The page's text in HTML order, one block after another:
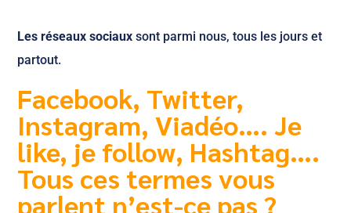
Les réseaux sociauxsont parmi nous, tous les jours et
partout.
Facebook, Twitter,
Instagram, Viadéo…. Je
like, je follow, Hashtag….
Tous ces termes vous
parlent n’est-ce pas ?